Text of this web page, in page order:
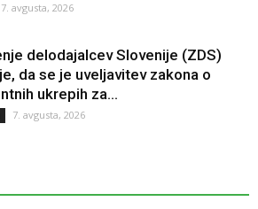
7. avgusta, 2026
delodajalcev Slovenije (ZDS)
da se je uveljavitev zakona o
ukrepih za...
7. avgusta, 2026